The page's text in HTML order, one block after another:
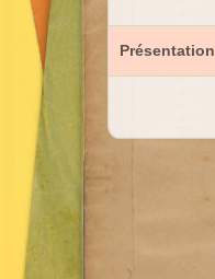
Présentation